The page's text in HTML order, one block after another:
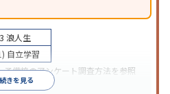
続きを見る
浪人生
自立学習
予備校のアンケート調査方法を参照